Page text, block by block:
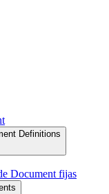
Definitions
Document fijas